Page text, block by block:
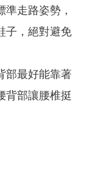
走路姿勢，
子，絕對避免
部最好能靠著
背部讓腰椎挺